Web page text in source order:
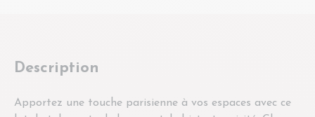
Description
Apportez une touche parisienne à vos espaces avec ce